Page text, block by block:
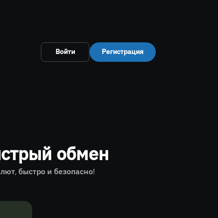
Войти Регистрация
обмен
быстро и безопасно!